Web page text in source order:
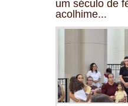
um século de
acolhime...